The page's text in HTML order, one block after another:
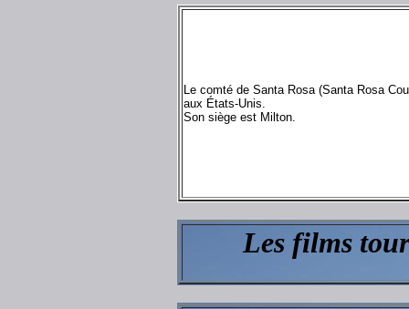
Le comté de Santa Rosa (Santa Rosa
aux États-Unis.
Son siège est Milton.
Les films